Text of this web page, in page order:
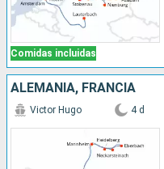
Comidas incluidas
ALEMANIA, FRANCIA
Victor Hugo 4 d